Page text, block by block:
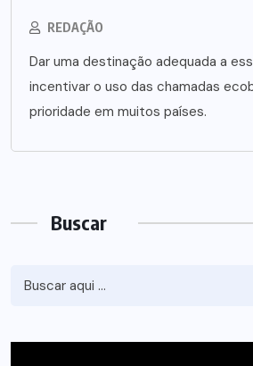
REDAÇÃO
Dar uma destinação adequada a
incentivar o uso das chamadas
prioridade em muitos países.
Buscar